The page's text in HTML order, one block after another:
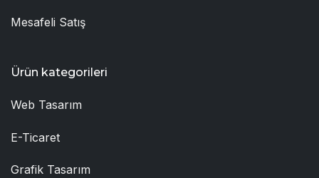
Mesafeli Satış
Ürün kategorileri
Web Tasarım
E-Ticaret
Grafik Tasarım